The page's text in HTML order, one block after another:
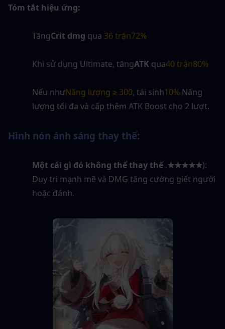
Tóm tắt hiệu ứng:
TăngCrit dmg qua 36 trận72%
Khi sử dụng Ultimate, tăngATK qua40 trận80%
Nếu nhưNăng lượng ≥ 300, tái sinh10% Năng
lượng tối đa và cấp thêm ATK Boost cho 2 lượt.
Hình nón ánh sáng thay thế:
Một cái gì đó không thể thay thế .★★★★★):
Duy trì mạnh mẽ và DMG tăng cường giết người
hoặc đánh.